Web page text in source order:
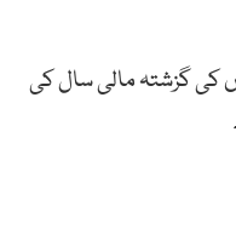
کی گزشتہ مالی سال کی